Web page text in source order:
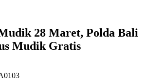
28 Maret, Polda Bali
Mudik Gratis